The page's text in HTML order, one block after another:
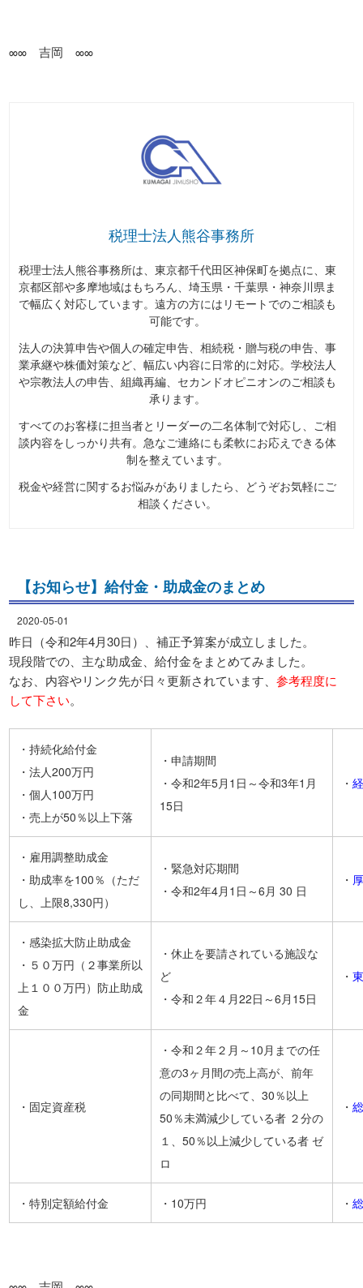
∞∞ 吉岡 ∞∞
税理士法人熊谷事務所
税理士法人熊谷事務所は、東京都千代田区神保町を拠点に、東
京都区部や多摩地域はもちろん、埼玉県・千葉県・神奈川県ま
で幅広く対応しています。遠方の方にはリモートでのご相談も
可能です。
法人の決算申告や個人の確定申告、相続税・贈与税の申告、事
業承継や株価対策など、幅広い内容に日常的に対応。学校法人
や宗教法人の申告、組織再編、セカンドオピニオンのご相談も
承ります。
すべてのお客様に担当者とリーダーの二名体制で対応し、ご相
談内容をしっかり共有。急なご連絡にも柔軟にお応えできる体
制を整えています。
税金や経営に関するお悩みがありましたら、どうぞお気軽にご
相談ください。
【お知らせ】給付金・助成金のまとめ
2020-05-01
昨日（令和2年4月30日）、補正予算案が成立しました。
現段階での、主な助成金、給付金をまとめてみました。
なお、内容やリンク先が日々更新されています、参考程度に
して下さい。
・持続化給付金
・法人200万円
・個人100万円
・売上が50％以上下落
・申請期間
・令和2年5月1日～令和3年1月
15日
・
・雇用調整助成金
・助成率を100％（ただ
し、上限8,330円）
・緊急対応期間
・令和2年4月1日～6月 30 日
・
・感染拡大防止助成金
・５０万円（２事業所以
上１００万円）防止助成
金
・休止を要請されている施設な
ど
・令和２年４月22日～6月15日
・
・固定資産税
・令和２年２月～10月までの任
意の3ヶ月間の売上高が、前年
の同期間と比べて、30％以上
50％未満減少している者 ２分の
１、50％以上減少している者 ゼ
ロ
・
・特別定額給付金 ・10万円 ・